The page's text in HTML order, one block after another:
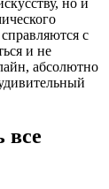
но и
с
и не
абсолютно
все